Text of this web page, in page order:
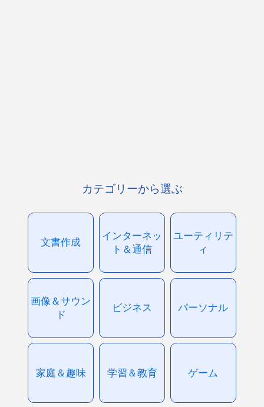
カテゴリーから選ぶ
文書作成
インターネッ
ト＆通信
ユーティリテ
ィ
画像＆サウン
ド
ビジネス パーソナル
家庭＆趣味 学習＆教育 ゲーム